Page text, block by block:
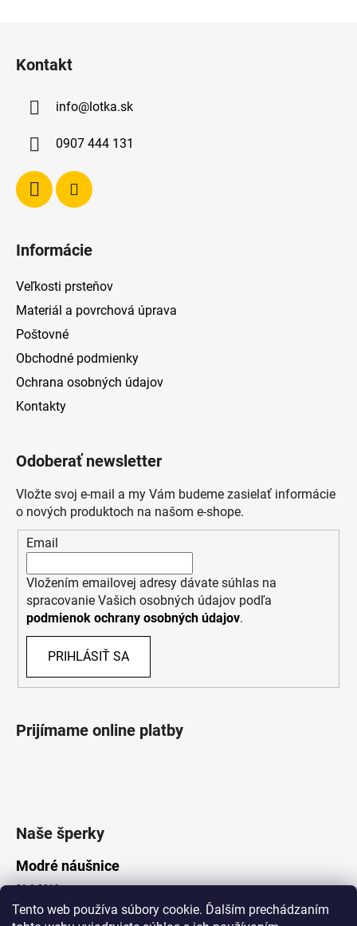
Tento web používa súbory cookie. Ďalším prechádzaním
Kontakt
info@lotka.sk
0907 444 131
Informácie
Veľkosti prsteňov
Materiál a povrchová úprava
Poštovné
Obchodné podmienky
Ochrana osobných údajov
Kontakty
Odoberať newsletter
Vložte svoj e-mail a my Vám budeme zasielať informácie
o nových produktoch na našom e-shope.
Email
Vložením emailovej adresy dávate súhlas na
spracovanie Vašich osobných údajov podľa
podmienok ochrany osobných údajov.
PRIHLÁSIŤ SA
Prijímame online platby
Naše šperky
Modré náušnice
21.8.2019